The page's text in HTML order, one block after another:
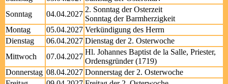
Sonntag
04.04.2027
2. Sonntag der Osterzeit
Sonntag der Barmherzigkeit
Montag
05.04.2027 Verkündigung des Herrn
Dienstag
06.04.2027 Dienstag der 2. Osterwoche
Mittwoch
07.04.2027
Hl. Johannes Baptist de la Salle, Priester,
Ordensgründer (1719)
Donnerstag 08.04.2027 Donnerstag der 2. Osterwoche